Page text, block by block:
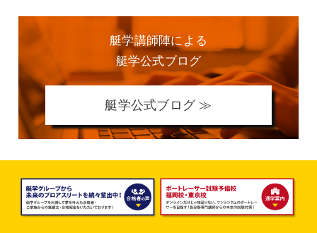
艇学講師陣による
艇学公式ブログ
艇学公式ブログ ≫